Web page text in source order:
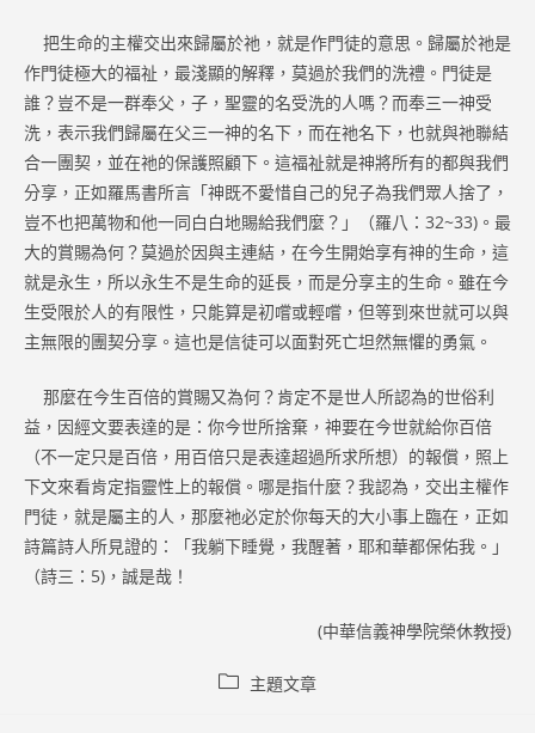
把生命的主權交出來歸屬於祂，就是作門徒的意思。歸屬於祂是
作門徒極大的福祉，最淺顯的解釋，莫過於我們的洗禮。門徒是
誰？豈不是一群奉父，子，聖靈的名受洗的人嗎？而奉三一神受
洗，表示我們歸屬在父三一神的名下，而在祂名下，也就與祂聯結
合一團契，並在祂的保護照顧下。這福祉就是神將所有的都與我們
分享，正如羅馬書所言「神既不愛惜自己的兒子為我們眾人捨了，
豈不也把萬物和他一同白白地賜給我們麼？」（羅八：32~33)。最
大的賞賜為何？莫過於因與主連結，在今生開始享有神的生命，這
就是永生，所以永生不是生命的延長，而是分享主的生命。雖在今
生受限於人的有限性，只能算是初嚐或輕嚐，但等到來世就可以與
主無限的團契分享。這也是信徒可以面對死亡坦然無懼的勇氣。
那麼在今生百倍的賞賜又為何？肯定不是世人所認為的世俗利
益，因經文要表達的是：你今世所捨棄，神要在今世就給你百倍
（不一定只是百倍，用百倍只是表達超過所求所想）的報償，照上
下文來看肯定指靈性上的報償。哪是指什麼？我認為，交出主權作
門徒，就是屬主的人，那麼祂必定於你每天的大小事上臨在，正如
詩篇詩人所見證的：「我躺下睡覺，我醒著，耶和華都保佑我。」
（詩三：5)，誠是哉！
(中華信義神學院榮休教授)
Post 主題文章